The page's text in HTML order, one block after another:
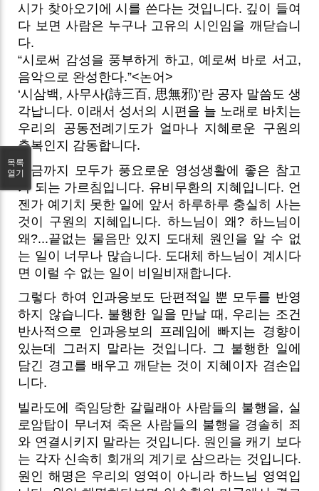
시가 찾아오기에 시를 쓴다는 것입니다. 깊이 들여
다 보면 사람은 누구나 고유의 시인임을 깨닫습니
다.
“시로써 감성을 풍부하게 하고, 예로써 바로 서고,
음악으로 완성한다.”<논어>
‘시삼백, 사무사(詩三百, 思無邪)’란 공자 말씀도 생
각납니다. 이래서 성서의 시편을 늘 노래로 바치는
우리의 공동전례기도가 얼마나 지혜로운 구원의
축복인지 감동합니다.
지금까지 모두가 풍요로운 영성생활에 좋은 참고
가 되는 가르침입니다. 유비무환의 지혜입니다. 언
젠가 예기치 못한 일에 앞서 하루하루 충실히 사는
것이 구원의 지혜입니다. 하느님이 왜? 하느님이
왜?...끝없는 물음만 있지 도대체 원인을 알 수 없
는 일이 너무나 많습니다. 도대체 하느님이 계시다
면 이럴 수 없는 일이 비일비재합니다.
그렇다 하여 인과응보도 단편적일 뿐 모두를 반영
하지 않습니다. 불행한 일을 만날 때, 우리는 조건
반사적으로 인과응보의 프레임에 빠지는 경향이
있는데 그러지 말라는 것입니다. 그 불행한 일에
담긴 경고를 배우고 깨닫는 것이 지혜이자 겸손입
니다.
빌라도에 죽임당한 갈릴래아 사람들의 불행을, 실
로암탑이 무너져 죽은 사람들의 불행을 경솔히 죄
와 연결시키지 말라는 것입니다. 원인을 캐기 보다
는 각자 신속히 회개의 계기로 삼으라는 것입니다.
원인 해명은 우리의 영역이 아니라 하느님 영역입
목록
열기